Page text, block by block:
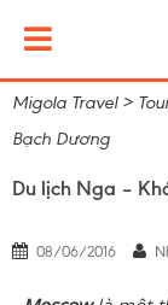
Migola Travel>
Bạch Dương
Du lịch Nga –
08/06/2016